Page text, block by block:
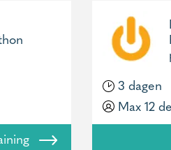
3 dagen
Max 12